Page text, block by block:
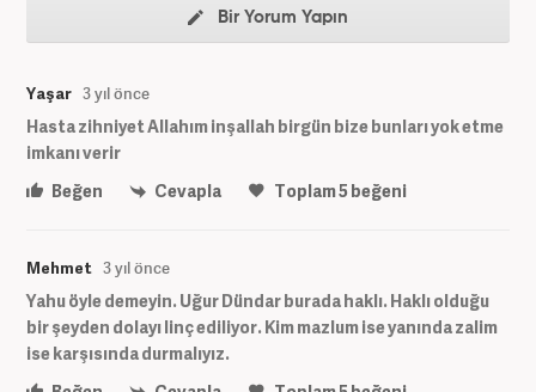
Bir Yorum Yapın
Yaşar 3 yıl önce
Hasta zihniyet Allahım inşallah birgün bize bunları yok etme
imkanı verir
Beğen
Cevapla Toplam5beğeni
Mehmet 3 yıl önce
Yahu öyle demeyin. Uğur Dündar burada haklı. Haklı olduğu
bir şeyden dolayı linç ediliyor. Kim mazlum ise yanında zalim
ise karşısında durmalıyız.